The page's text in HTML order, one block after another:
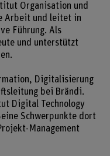
Organisation und
Arbeit und leitet in
Führung. Als
und unterstützt
Digitalisierung
bei Brändi.
Digital Technology
Schwerpunkte dort
Management